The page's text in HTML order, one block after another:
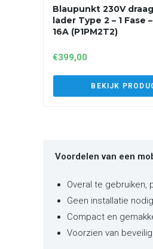
Blaupunkt 230V
lader Type 2 – 1 Fase
16A (P1PM2T2)
€399,00
BEKIJK
Voordelen van een
Overal te
Geen installatie
Compact en
Voorzien van